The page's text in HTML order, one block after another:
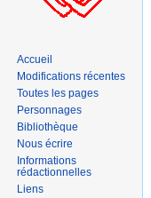
Accueil
Modifications récentes
Toutes les pages
Personnages
Bibliothèque
Nous écrire
Informations
rédactionnelles
Liens